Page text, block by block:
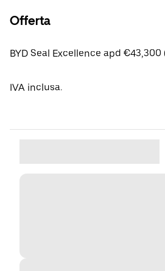
Offerta
BYD Seal Excellence apd €43,300
IVA inclusa.